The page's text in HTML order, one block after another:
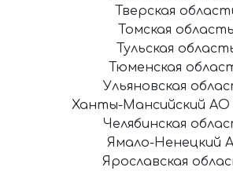
Тверская
Томская область
Тульская
Тюменская
Ульяновская
Ханты-Мансийский
Челябинская
Ямало-Ненецкий
Ярославская